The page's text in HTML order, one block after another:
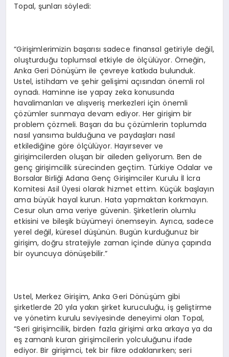
Topal, şunları söyledi:
“Girişimlerimizin başarısı sadece finansal getiriyle değil,
oluşturduğu toplumsal etkiyle de ölçülüyor. Örneğin,
Anka Geri Dönüşüm ile çevreye katkıda bulunduk.
Ustel, istihdam ve şehir gelişimi açısından önemli rol
oynadı. Haminne ise yapay zeka konusunda
havalimanları ve alışveriş merkezleri için önemli
çözümler sunmaya devam ediyor. Her girişim bir
problem çözmeli. Başarı da bu çözümlerin toplumda
nasıl yansıma bulduğuna ve paydaşları nasıl
etkilediğine göre ölçülüyor. Hayırsever ve
girişimcilerden oluşan bir aileden geliyorum. Ben de
genç girişimcilik sürecinden geçtim. Türkiye Odalar ve
Borsalar Birliği Adana Genç Girişimciler Kurulu İl İcra
Komitesi Asil Üyesi olarak hizmet ettim. Küçük başlayın
ama büyük hayal kurun. Hata yapmaktan korkmayın.
Cesur olun ama veriye güvenin. Şirketlerin olumlu
etkisini ve bileşik büyümeyi önemseyin. Ayrıca, sadece
yerel değil, küresel düşünün. Bugün kurduğunuz bir
girişim, doğru stratejiyle zaman içinde dünya çapında
bir oyuncuya dönüşebilir.”
Ustel, Merkez Girişim, Anka Geri Dönüşüm gibi
şirketlerde 20 yıla yakın şirket kuruculuğu, iş geliştirme
ve yönetim kurulu seviyesinde deneyimi olan Topal,
“Seri girişimcilik, birden fazla girişimi arka arkaya ya da
eş zamanlı kuran girişimcilerin yolculuğunu ifade
ediyor. Bir girişimci, tek bir fikre odaklanırken; seri